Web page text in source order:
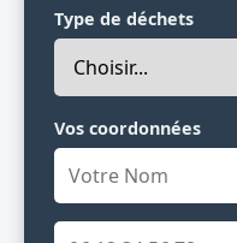
Type de déchets
Vos coordonnées